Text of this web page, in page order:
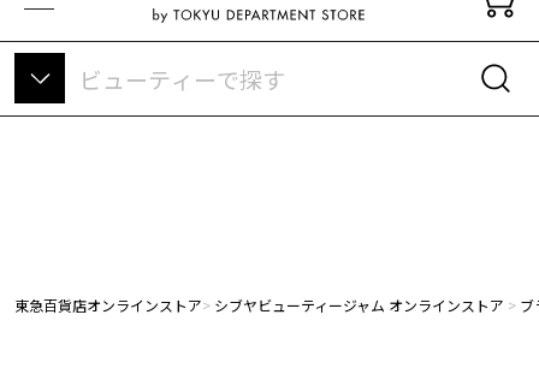
東急百貨店オンラインストアについて
東急百貨店オンラインストア シブヤビューティージャム オンラインストア ブ